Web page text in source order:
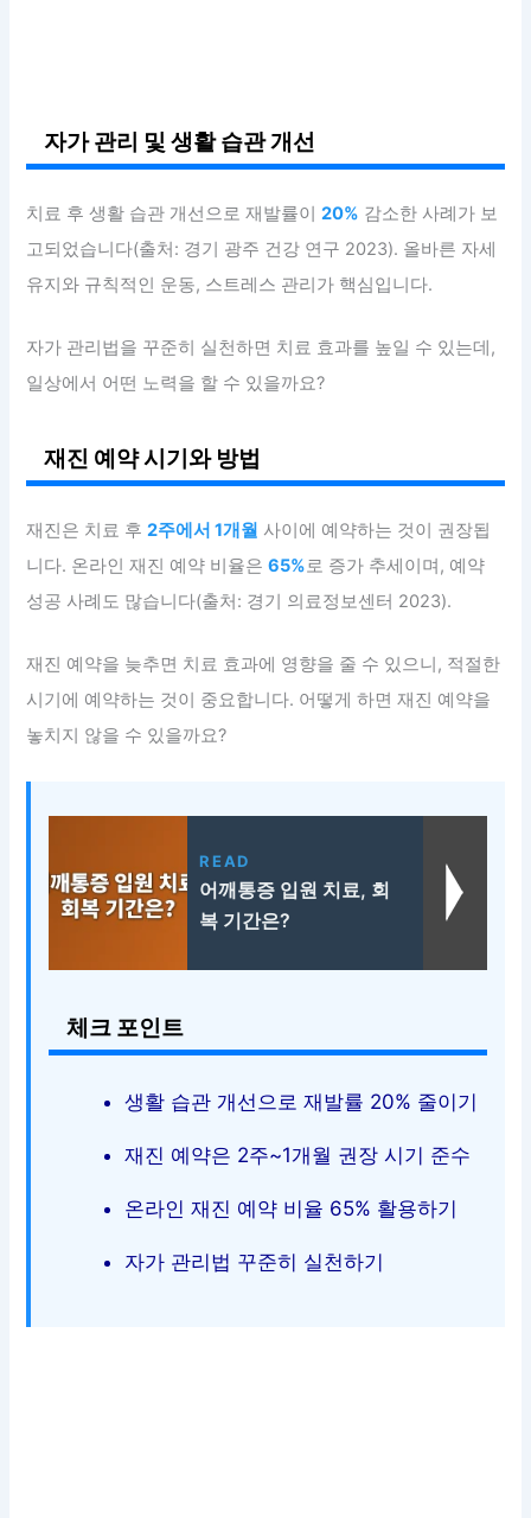
자가 관리 및 생활 습관 개선
치료 후 생활 습관 개선으로 재발률이20% 감소한 사례가 보
고되었습니다(출처: 경기 광주 건강 연구 2023). 올바른 자세
유지와 규칙적인 운동, 스트레스 관리가 핵심입니다.
자가 관리법을 꾸준히 실천하면 치료 효과를 높일 수 있는데,
일상에서 어떤 노력을 할 수 있을까요?
재진 예약 시기와 방법
재진은 치료 후2주에서 1개월 사이에 예약하는 것이 권장됩
니다. 온라인 재진 예약 비율은65%로 증가 추세이며, 예약
성공 사례도 많습니다(출처: 경기 의료정보센터 2023).
재진 예약을 늦추면 치료 효과에 영향을 줄 수 있으니, 적절한
시기에 예약하는 것이 중요합니다. 어떻게 하면 재진 예약을
놓치지 않을 수 있을까요?
READ
어깨통증 입원 치료, 회
복 기간은?
체크 포인트
생활 습관 개선으로 재발률 20% 줄이기
재진 예약은 2주~1개월 권장 시기 준수
온라인 재진 예약 비율 65% 활용하기
자가 관리법 꾸준히 실천하기